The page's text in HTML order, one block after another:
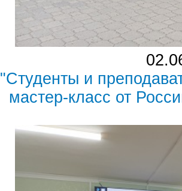
"Студенты и
мастер-класс от